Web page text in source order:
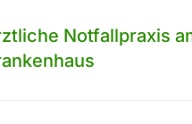
Notfallpraxis